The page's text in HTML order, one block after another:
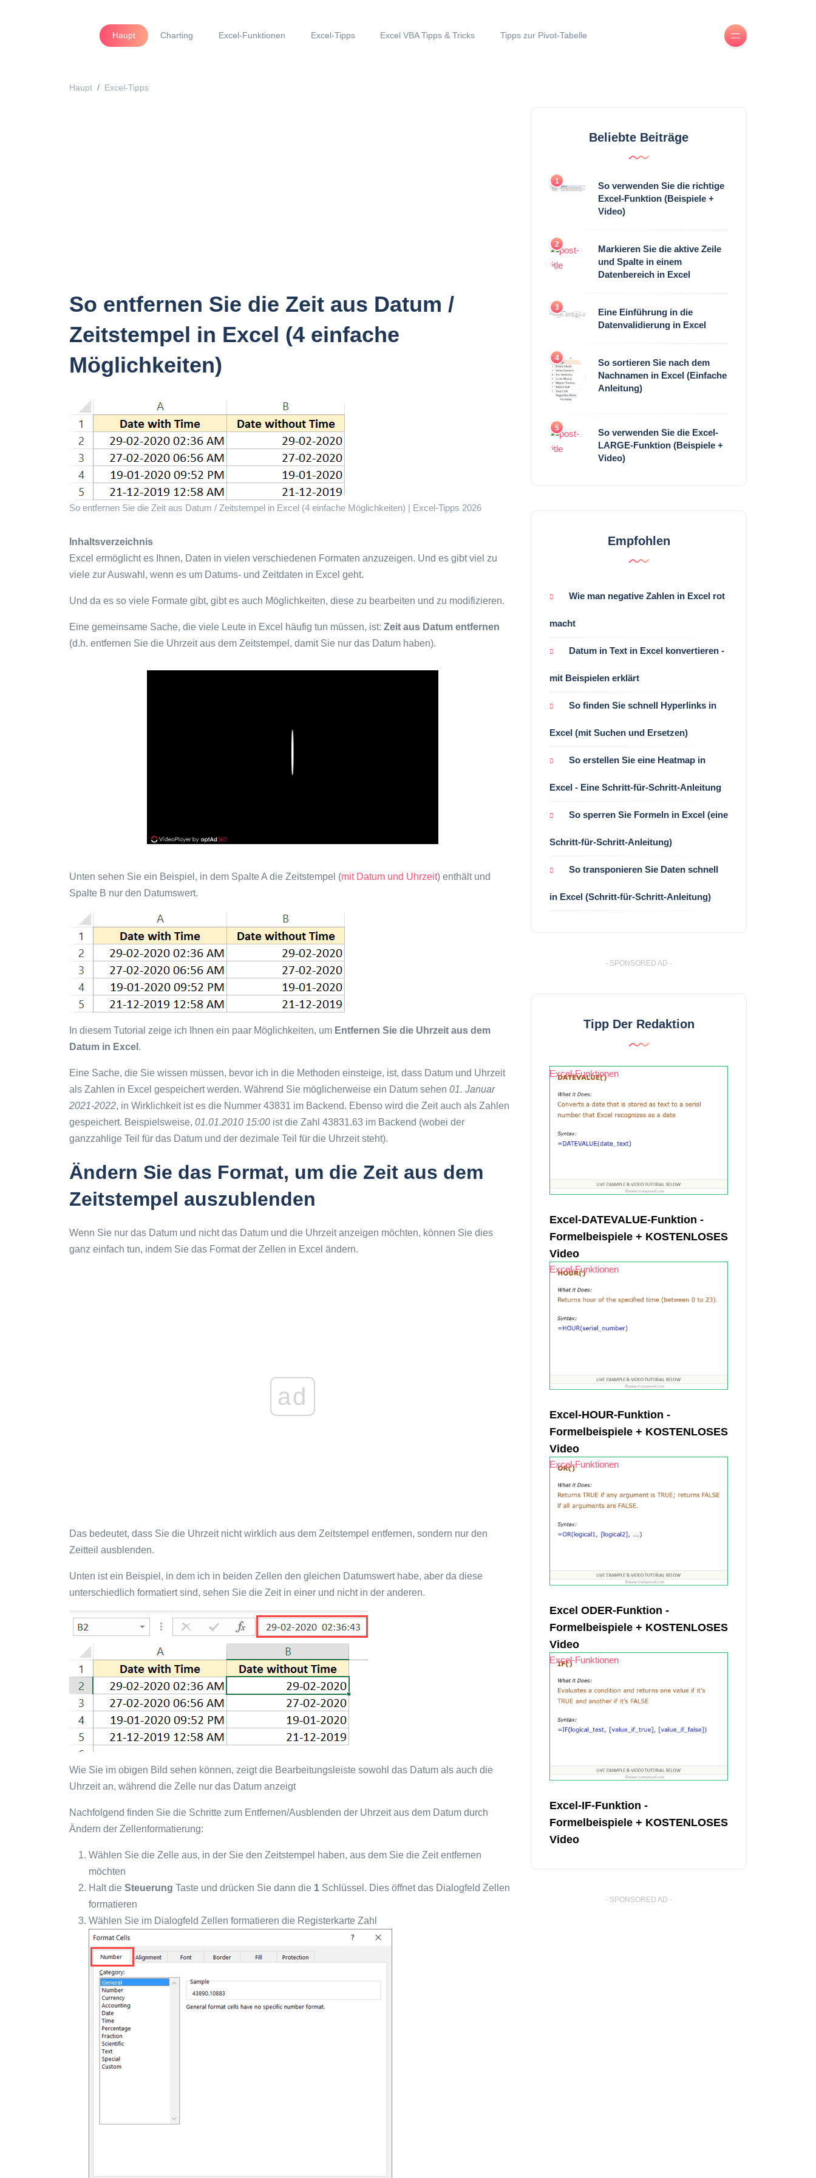
Haupt Charting Excel-Funktionen Excel-Tipps Excel VBA Tipps & Tricks Tipps zur Pivot-Tabelle
Haupt Excel-Tipps
So entfernen Sie die Zeit aus Datum /
Zeitstempel in Excel (4 einfache
Möglichkeiten)
So entfernen Sie die Zeit aus Datum / Zeitstempel in Excel (4 einfache Möglichkeiten) | Excel-Tipps 2026
Inhaltsverzeichnis
Excel ermöglicht es Ihnen, Daten in vielen verschiedenen Formaten anzuzeigen. Und es gibt viel zu
viele zur Auswahl, wenn es um Datums- und Zeitdaten in Excel geht.
Und da es so viele Formate gibt, gibt es auch Möglichkeiten, diese zu bearbeiten und zu modifizieren.
Eine gemeinsame Sache, die viele Leute in Excel häufig tun müssen, ist: Zeit aus Datum entfernen
(d.h. entfernen Sie die Uhrzeit aus dem Zeitstempel, damit Sie nur das Datum haben).
Unten sehen Sie ein Beispiel, in dem Spalte A die Zeitstempel (mit Datum und Uhrzeit) enthält und
Spalte B nur den Datumswert.
In diesem Tutorial zeige ich Ihnen ein paar Möglichkeiten, um Entfernen Sie die Uhrzeit aus dem
Datum in Excel .
Eine Sache, die Sie wissen müssen, bevor ich in die Methoden einsteige, ist, dass Datum und Uhrzeit
als Zahlen in Excel gespeichert werden. Während Sie möglicherweise ein Datum sehen 01. Januar
2021-2022, in Wirklichkeit ist es die Nummer 43831 im Backend. Ebenso wird die Zeit auch als Zahlen
gespeichert. Beispielsweise, 01.01.2010 15:00 ist die Zahl 43831.63 im Backend (wobei der
ganzzahlige Teil für das Datum und der dezimale Teil für die Uhrzeit steht).
Ändern Sie das Format, um die Zeit aus dem
Zeitstempel auszublenden
Wenn Sie nur das Datum und nicht das Datum und die Uhrzeit anzeigen möchten, können Sie dies
ganz einfach tun, indem Sie das Format der Zellen in Excel ändern.
ad
Das bedeutet, dass Sie die Uhrzeit nicht wirklich aus dem Zeitstempel entfernen, sondern nur den
Zeitteil ausblenden.
Unten ist ein Beispiel, in dem ich in beiden Zellen den gleichen Datumswert habe, aber da diese
unterschiedlich formatiert sind, sehen Sie die Zeit in einer und nicht in der anderen.
Wie Sie im obigen Bild sehen können, zeigt die Bearbeitungsleiste sowohl das Datum als auch die
Uhrzeit an, während die Zelle nur das Datum anzeigt
Nachfolgend finden Sie die Schritte zum Entfernen/Ausblenden der Uhrzeit aus dem Datum durch
Ändern der Zellenformatierung:
Wählen Sie die Zelle aus, in der Sie den Zeitstempel haben, aus dem Sie die Zeit entfernen
möchten
Halt die Steuerung Taste und drücken Sie dann die 1 Schlüssel. Dies öffnet das Dialogfeld Zellen
formatieren
Wählen Sie im Dialogfeld Zellen formatieren die Registerkarte Zahl
Beliebte Beiträge
1
So verwenden Sie die richtige
Excel-Funktion (Beispiele +
Video)
2
Markieren Sie die aktive Zeile
und Spalte in einem
Datenbereich in Excel
3
Eine Einführung in die
Datenvalidierung in Excel
4
So sortieren Sie nach dem
Nachnamen in Excel (Einfache
Anleitung)
5
So verwenden Sie die Excel-
LARGE-Funktion (Beispiele +
Video)
Empfohlen
Wie man negative Zahlen in Excel rot
macht
Datum in Text in Excel konvertieren -
mit Beispielen erklärt
So finden Sie schnell Hyperlinks in
Excel (mit Suchen und Ersetzen)
So erstellen Sie eine Heatmap in
Excel - Eine Schritt-für-Schritt-Anleitung
So sperren Sie Formeln in Excel (eine
Schritt-für-Schritt-Anleitung)
So transponieren Sie Daten schnell
in Excel (Schritt-für-Schritt-Anleitung)
- SPONSORED AD -
Tipp Der Redaktion
Excel-Funktionen
Excel-DATEVALUE-Funktion -
Formelbeispiele + KOSTENLOSES
Video
Excel-Funktionen
Excel-HOUR-Funktion -
Formelbeispiele + KOSTENLOSES
Video
Excel-Funktionen
Excel ODER-Funktion -
Formelbeispiele + KOSTENLOSES
Video
Excel-Funktionen
Excel-IF-Funktion -
Formelbeispiele + KOSTENLOSES
Video
- SPONSORED AD -